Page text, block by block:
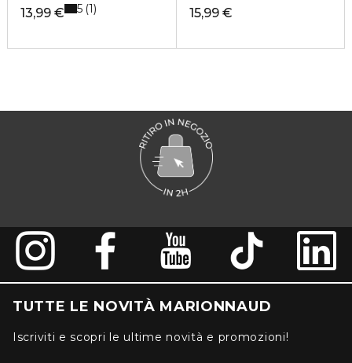
13,99 € 5 1 15,99 €
TUTTE LE NOVITÀ MARIONNAUD
Iscriviti e scopri le ultime novità e promozioni!